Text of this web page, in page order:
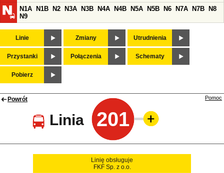
N1A
N1B N2 N3A N3B N4A N4B N5A N5B N6 N7A N7B
N8
N9
Linie Zmiany Utrudnienia
Przystanki Połączenia Schematy
Pobierz
Powrót
Linia 201
Pomoc
Linię obsługuje
FKF Sp. z o.o.